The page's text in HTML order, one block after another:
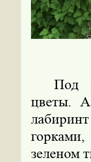
Под
цветы.
зеленом